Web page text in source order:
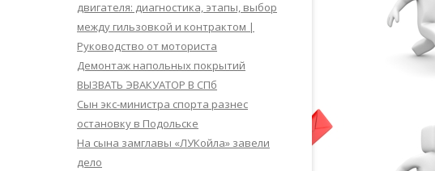
двигателя: диагностика, этапы, выбор
между гильзовкой и контрактом |
Руководство от моториста
Демонтаж напольных покрытий
ВЫЗВАТЬ ЭВАКУАТОР В СПб
Сын экс-министра спорта разнес
остановку в Подольске
На сына замглавы «ЛУКойла» завели
дело